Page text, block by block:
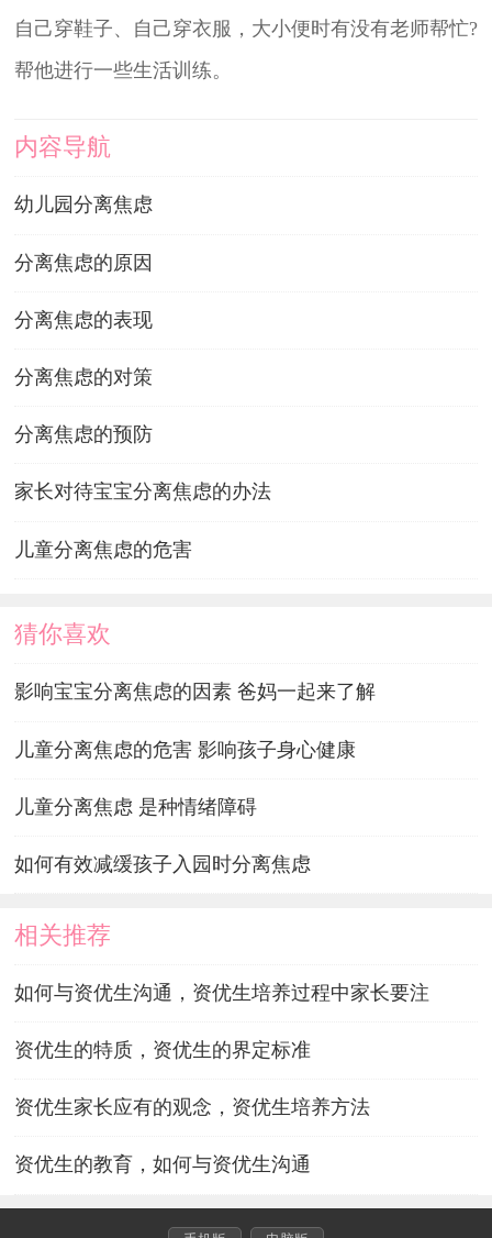
自己穿鞋子、自己穿衣服，大小便时有没有老师帮忙?
帮他进行一些生活训练。
内容导航
幼儿园分离焦虑
分离焦虑的原因
分离焦虑的表现
分离焦虑的对策
分离焦虑的预防
家长对待宝宝分离焦虑的办法
儿童分离焦虑的危害
猜你喜欢
影响宝宝分离焦虑的因素 爸妈一起来了解
儿童分离焦虑的危害 影响孩子身心健康
儿童分离焦虑 是种情绪障碍
如何有效减缓孩子入园时分离焦虑
相关推荐
如何与资优生沟通，资优生培养过程中家长要注
资优生的特质，资优生的界定标准
资优生家长应有的观念，资优生培养方法
资优生的教育，如何与资优生沟通